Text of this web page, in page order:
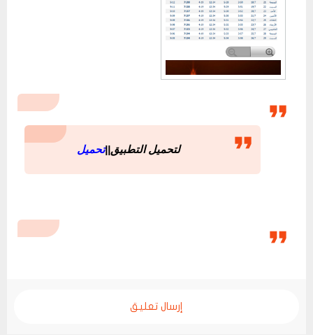
لتحميل التطبيق||تحميل
إرسال تعليق